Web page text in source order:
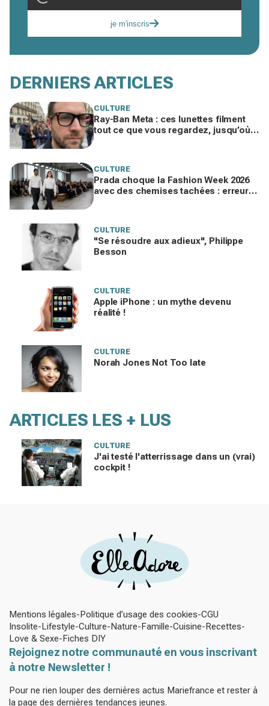
je m'inscris
DERNIERS ARTICLES
CULTURE
Ray-Ban Meta : ces lunettes filment
tout ce que vous regardez, jusqu’où
CULTURE
Prada choque la Fashion Week 2026
avec des chemises tachées : erreur
CULTURE
"Se résoudre aux adieux", Philippe
Besson
CULTURE
Apple iPhone : un mythe devenu
réalité !
CULTURE
Norah Jones Not Too late
ARTICLES LES + LUS
CULTURE
J'ai testé l'atterrissage dans un (vrai)
cockpit !
Mentions légales Politique d’usage des cookies CGU
Insolite Lifestyle Culture Nature Famille Cuisine Recettes
Love & Sexe Fiches DIY
Rejoignez notre communauté en vous inscrivant
à notre Newsletter !
Pour ne rien louper des dernières actus Mariefrance et rester à
la page des dernières tendances jeunes.